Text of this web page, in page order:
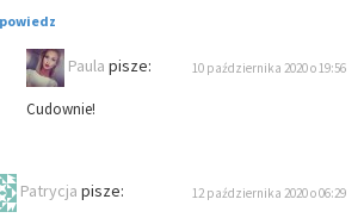
Paula pisze: 10 października 2020 o 19:56
Cudownie!
Patrycja pisze: 12 października 2020 o 06:29